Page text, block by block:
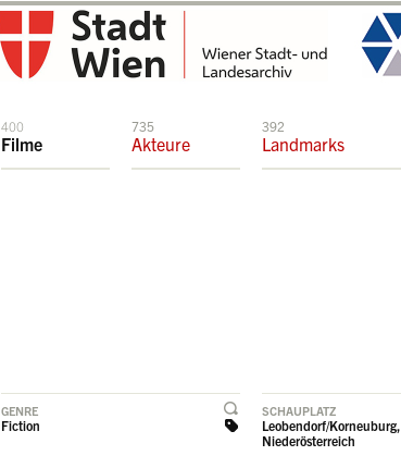
400
Filme
735
Akteure
392
Landmarks
GENRE
Fiction
SCHAUPLATZ
Leobendorf/Korneuburg,
Niederösterreich